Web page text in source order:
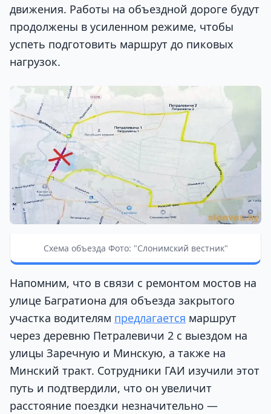
движения. Работы на объездной дороге будут
продолжены в усиленном режиме, чтобы
успеть подготовить маршрут до пиковых
нагрузок.
Схема объезда Фото: "Слонимский вестник"
Напомним, что в связи с ремонтом мостов на
улице Багратиона для объезда закрытого
участка водителям предлагается маршрут
через деревню Петралевичи 2 с выездом на
улицы Заречную и Минскую, а также на
Минский тракт. Сотрудники ГАИ изучили этот
путь и подтвердили, что он увеличит
расстояние поездки незначительно —